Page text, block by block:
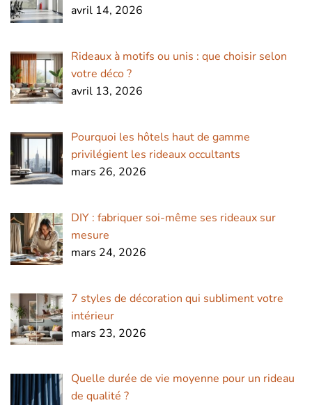
avril 14, 2026
Rideaux à motifs ou unis : que choisir selon
votre déco ?
avril 13, 2026
Pourquoi les hôtels haut de gamme
privilégient les rideaux occultants
mars 26, 2026
DIY : fabriquer soi-même ses rideaux sur
mesure
mars 24, 2026
7 styles de décoration qui subliment votre
intérieur
mars 23, 2026
Quelle durée de vie moyenne pour un rideau
de qualité ?